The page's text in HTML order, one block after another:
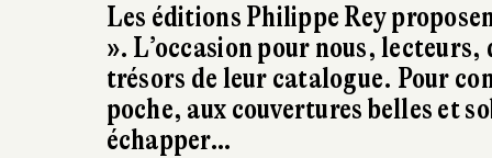
Les éditions Philippe Rey
». L’occasion pour nous,
trésors de leur catalogue. Pour
poche, aux couvertures belles et
échapper…